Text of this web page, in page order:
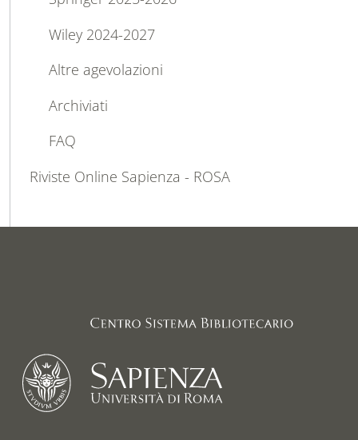
Wiley 2024-2027
Altre agevolazioni
Archiviati
FAQ
Riviste Online Sapienza - ROSA